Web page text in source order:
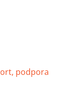
podpora